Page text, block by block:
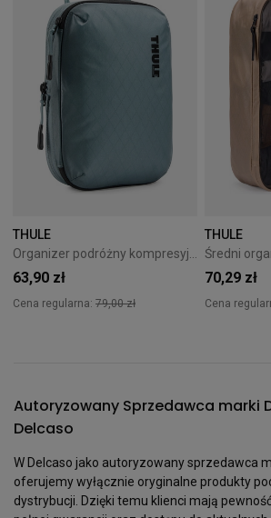
THULE
Organizer podróżny kompresyjny Thule PackingCube S Pond Gray
63,90 zł
Cena regularna: 79,00 zł
THULE
70,29 zł
Cena
Autoryzowany Sprzedawca marki
Delcaso
W Delcaso jako autoryzowany sprzedawca
oferujemy wyłącznie oryginalne produkty
dystrybucji. Dzięki temu klienci mają